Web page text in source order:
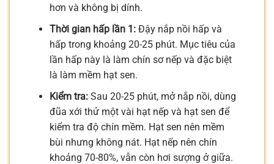
hơn và không bị dính.
Thời gian hấp lần 1:Đậy nắp nồi hấp và
hấp trong khoảng 20-25 phút. Mục tiêu của
lần hấp này là làm chín sơ nếp và đặc biệt
là làm mềm hạt sen.
Kiểm tra:Sau 20-25 phút, mở nắp nồi, dùng
đũa xới thử một vài hạt nếp và hạt sen để
kiểm tra độ chín mềm. Hạt sen nên mềm
bùi nhưng không nát. Hạt nếp nên chín
khoảng 70-80%, vẫn còn hơi sượng ở giữa.